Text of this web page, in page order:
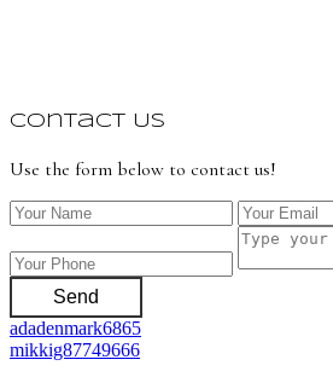
Contact Us
Use the form below to contact us!
Send
adadenmark6865
mikkig87749666